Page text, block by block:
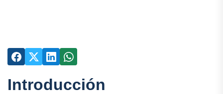
Introducción